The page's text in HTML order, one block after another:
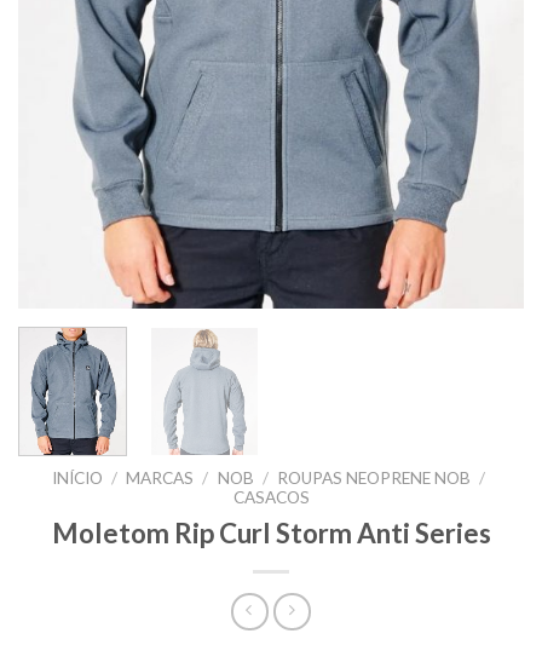
INÍCIO / MARCAS / NOB / ROUPAS NEOPRENE NOB /
CASACOS
Moletom Rip Curl Storm Anti Series